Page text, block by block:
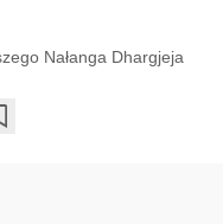
Nałanga Dhargjeja